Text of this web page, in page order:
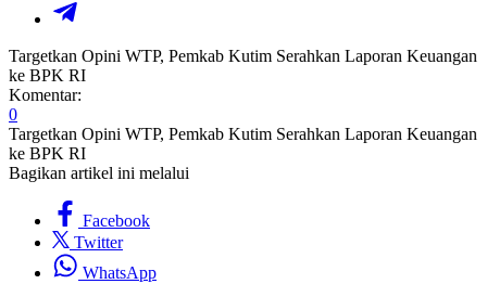
Targetkan Opini WTP, Pemkab Kutim Serahkan Laporan Keuangan
ke BPK RI
Komentar:
0
Targetkan Opini WTP, Pemkab Kutim Serahkan Laporan Keuangan
ke BPK RI
Bagikan artikel ini melalui
Facebook
Twitter
WhatsApp